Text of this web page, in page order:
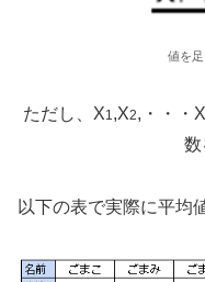
値を
ただし、X1,X2,・・・X
数
以下の表で実際に平均